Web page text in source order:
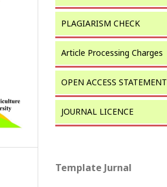
PLAGIARISM CHECK
Article Processing Charges
OPEN ACCESS STATEMENT
JOURNAL LICENCE
Template Jurnal